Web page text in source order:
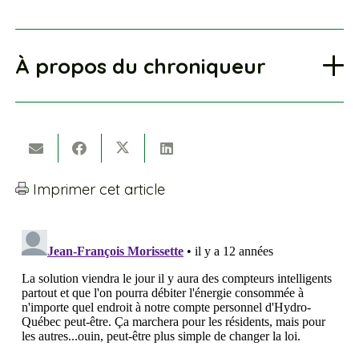
À propos du chroniqueur
Imprimer cet article